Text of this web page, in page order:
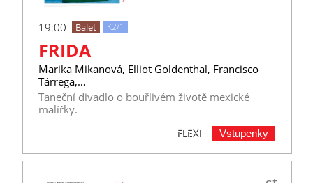
19:00 Balet K2/1
FRIDA
Marika Mikanová, Elliot Goldenthal, Francisco
Tárrega,…
Taneční divadlo o bouřlivém životě mexické
malířky.
Vstupenky
FLEXI